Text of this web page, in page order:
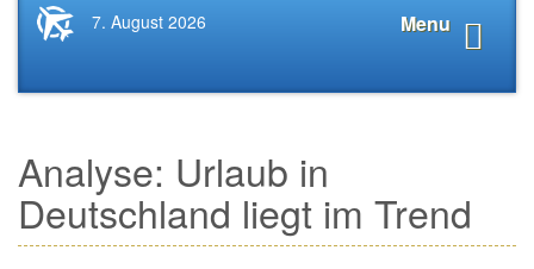
Startseite
News.Tourismus.com
Menu
7. August 2026
Analyse: Urlaub in
Deutschland liegt im Trend